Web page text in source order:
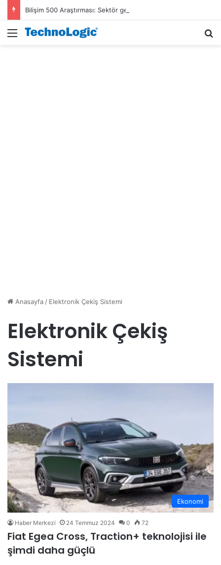
Menü
Anasayfa/ Elektronik Çekiş Sistemi
Elektronik Çekiş
Sistemi
Ekonomi
Haber Merkezi 24 Temmuz 2024 0 72
Fiat Egea Cross, Traction+ teknolojisi ile
şimdi daha güçlü